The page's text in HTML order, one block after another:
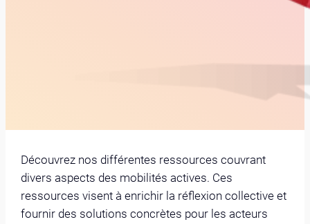
Découvrez nos différentes ressources couvrant
divers aspects des mobilités actives. Ces
ressources visent à enrichir la réflexion collective et
fournir des solutions concrètes pour les acteurs